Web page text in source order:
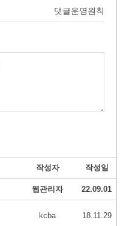
댓글운영원칙
작성자 작성일
웹관리자 22.09.01
kcba 18.11.29